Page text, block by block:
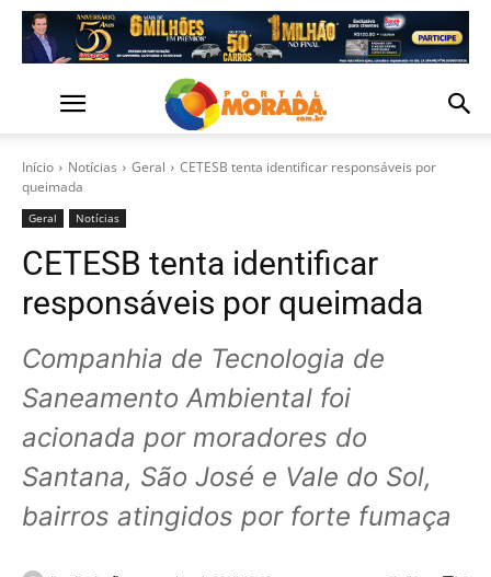
Início Notícias Geral
CETESB tenta identificar responsáveis por
queimada
Geral Notícias
CETESB tenta identificar
responsáveis por queimada
Companhia de Tecnologia de
Saneamento Ambiental foi
acionada por moradores do
Santana, São José e Vale do Sol,
bairros atingidos por forte fumaça